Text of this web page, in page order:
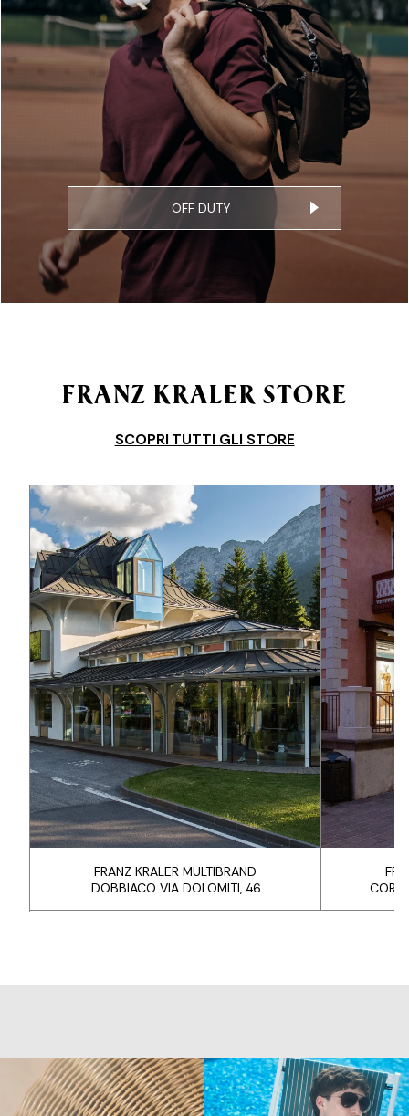
OFF DUTY
FRANZ KRALER STORE
SCOPRI TUTTI GLI STORE
FRANZ KRALER MULTIBRAND
DOBBIACO VIA DOLOMITI, 46